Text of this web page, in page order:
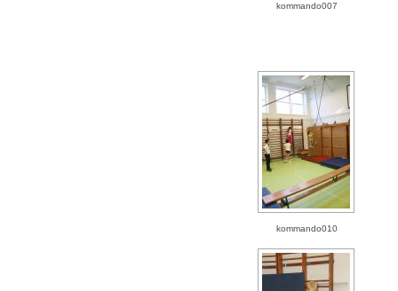
kommando007
kommando010